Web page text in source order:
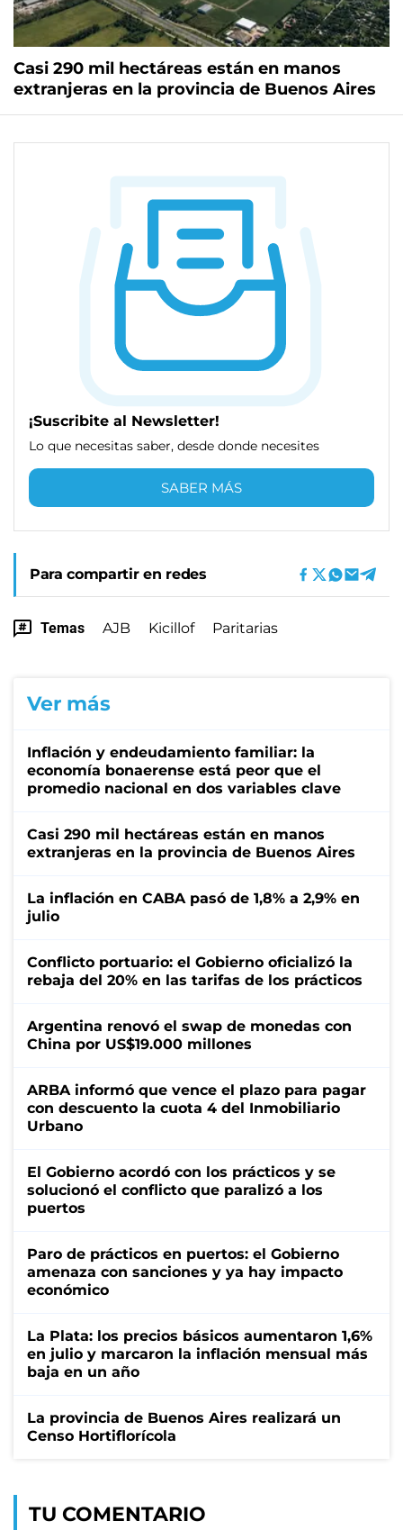
Casi 290 mil hectáreas están en manos
extranjeras en la provincia de Buenos Aires
¡Suscribite al Newsletter!
Lo que necesitas saber, desde donde necesites
SABER MÁS
Para compartir en redes
Temas AJB Kicillof Paritarias
Ver más
Inflación y endeudamiento familiar: la
economía bonaerense está peor que el
promedio nacional en dos variables clave
Casi 290 mil hectáreas están en manos
extranjeras en la provincia de Buenos Aires
La inflación en CABA pasó de 1,8% a 2,9% en
julio
Conflicto portuario: el Gobierno oficializó la
rebaja del 20% en las tarifas de los prácticos
Argentina renovó el swap de monedas con
China por US$19.000 millones
ARBA informó que vence el plazo para pagar
con descuento la cuota 4 del Inmobiliario
Urbano
El Gobierno acordó con los prácticos y se
solucionó el conflicto que paralizó a los
puertos
Paro de prácticos en puertos: el Gobierno
amenaza con sanciones y ya hay impacto
económico
La Plata: los precios básicos aumentaron 1,6%
en julio y marcaron la inflación mensual más
baja en un año
La provincia de Buenos Aires realizará un
Censo Hortiflorícola
TU COMENTARIO